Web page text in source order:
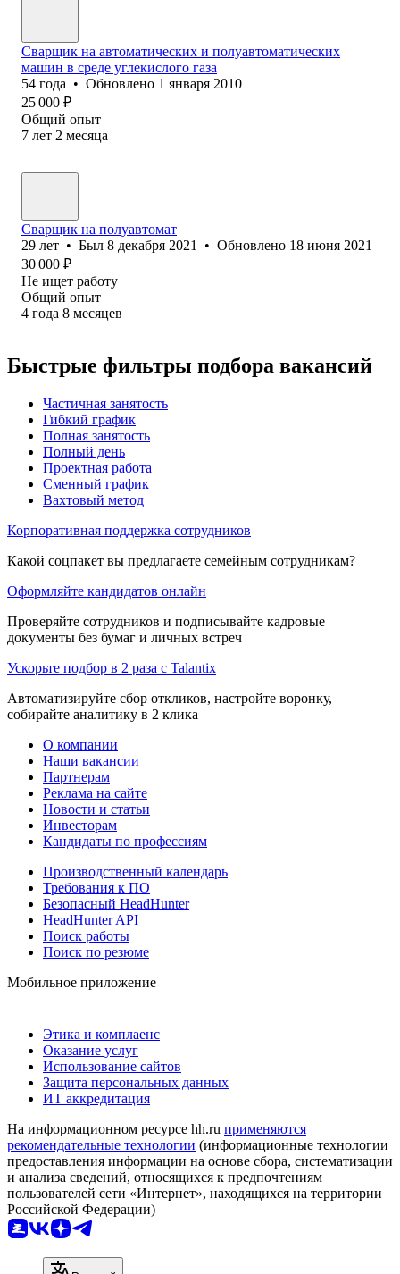
Сварщик на автоматических и полуавтоматических
машин в среде углекислого газа
54 года • Обновлено 1 января 2010
25 000 ₽
Общий опыт
7 лет 2 месяца
Сварщик на полуавтомат
29 лет • Был 8 декабря 2021 • Обновлено 18 июня 2021
30 000 ₽
Не ищет работу
Общий опыт
4 года 8 месяцев
Быстрые фильтры подбора вакансий
Частичная занятость
Гибкий график
Полная занятость
Полный день
Проектная работа
Сменный график
Вахтовый метод
Корпоративная поддержка сотрудников
Какой соцпакет вы предлагаете семейным сотрудникам?
Оформляйте кандидатов онлайн
Проверяйте сотрудников и подписывайте кадровые
документы без бумаг и личных встреч
Ускорьте подбор в 2 раза с Talantix
Автоматизируйте сбор откликов, настройте воронку,
собирайте аналитику в 2 клика
О компании
Наши вакансии
Партнерам
Реклама на сайте
Новости и статьи
Инвесторам
Кандидаты по профессиям
Производственный календарь
Требования к ПО
Безопасный HeadHunter
HeadHunter API
Поиск работы
Поиск по резюме
Мобильное приложение
Этика и комплаенс
Оказание услуг
Использование сайтов
Защита персональных данных
ИТ аккредитация
На информационном ресурсе hh.ru применяются
рекомендательные технологии (информационные технологии
предоставления информации на основе сбора, систематизации
и анализа сведений, относящихся к предпочтениям
пользователей сети «Интернет», находящихся на территории
Российской Федерации)